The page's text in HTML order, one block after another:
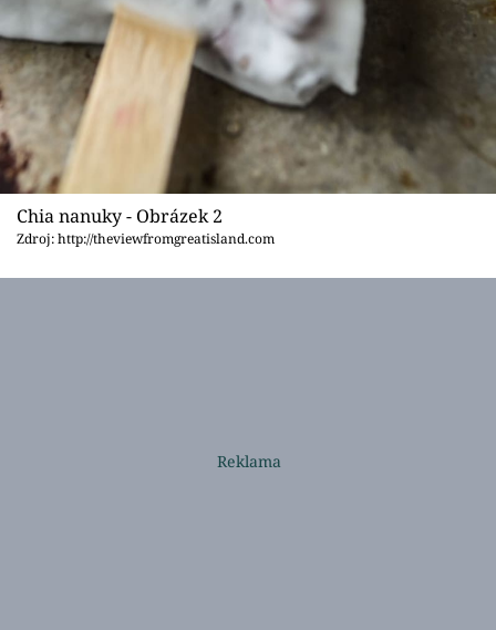
Chia nanuky - Obrázek 2
Zdroj: http://theviewfromgreatisland.com